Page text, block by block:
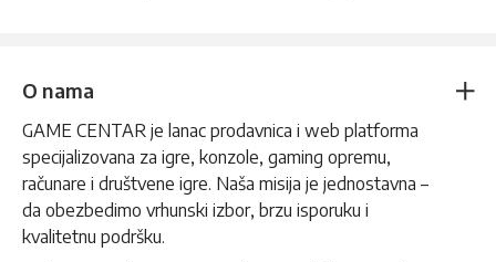
O nama
GAME CENTAR je lanac prodavnica i web platforma
specijalizovana za igre, konzole, gaming opremu,
računare i društvene igre. Naša misija je jednostavna –
da obezbedimo vrhunski izbor, brzu isporuku i
kvalitetnu podršku.